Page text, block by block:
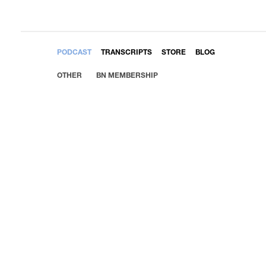
PODCAST TRANSCRIPTS STORE BLOG
OTHER BN MEMBERSHIP